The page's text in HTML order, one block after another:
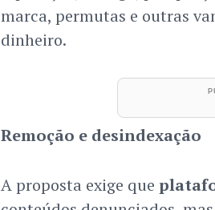
marca, permutas e outras
dinheiro.
Remoção e desindexação
A proposta exige que